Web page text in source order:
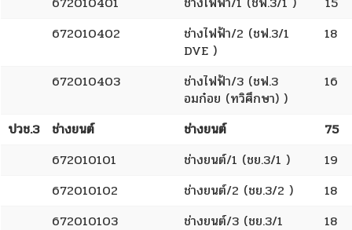
672010402
ช่างไฟฟ้า/2 (ชฟ.3/1
DVE )
18
672010403
ช่างไฟฟ้า/3 (ชฟ.3
อมก๋อย (ทวิศึกษา) )
16
ปวช.3 ช่างยนต์ ช่างยนต์
75
672010101
ช่างยนต์/1 (ชย.3/1 )
19
672010102
ช่างยนต์/2 (ชย.3/2 )
18
672010103
ช่างยนต์/3 (ชย.3/1
18